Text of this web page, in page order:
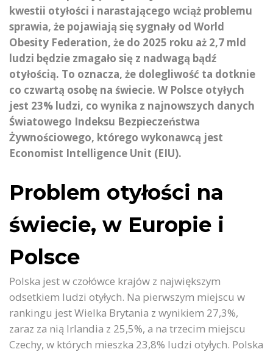
kwestii otyłości i narastającego wciąż problemu
sprawia, że pojawiają się sygnały od World
Obesity Federation, że do 2025 roku aż 2,7 mld
ludzi będzie zmagało się z nadwagą bądź
otyłością. To oznacza, że dolegliwość ta dotknie
co czwartą osobę na świecie. W Polsce otyłych
jest 23% ludzi, co wynika z najnowszych danych
Światowego Indeksu Bezpieczeństwa
Żywnościowego, którego wykonawcą jest
Economist Intelligence Unit (EIU).
Problem otyłości na
świecie, w Europie i
Polsce
Polska jest w czołówce krajów z największym
odsetkiem ludzi otyłych. Na pierwszym miejscu w
rankingu jest Wielka Brytania z wynikiem 27,3%,
zaraz za nią Irlandia z 25,5%, a na trzecim miejscu
Czechy, w których mieszka 23,8% ludzi otyłych. Polska